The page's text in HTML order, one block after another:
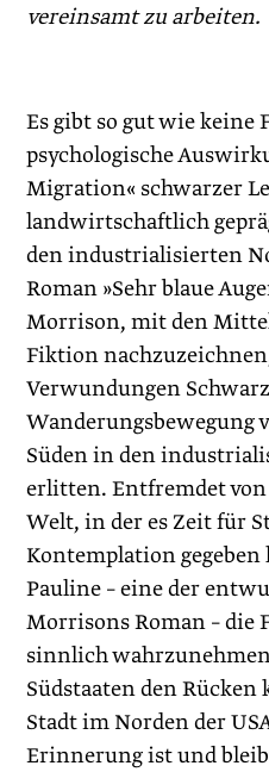
vereinsamt zu arbeiten.
Es gibt so gut wie keine
psychologische
Migration« schwarzer
landwirtschaftlich
den industrialisierten
Roman »Sehr blaue
Morrison, mit den
Fiktion
Verwundungen
Wanderungsbewegung
Süden in den
erlitten. Entfremdet
Welt, in der es Zeit für
Kontemplation
Pauline – eine der
Morrisons Roman – die
sinnlich
Südstaaten den
Stadt im Norden der
Erinnerung ist und